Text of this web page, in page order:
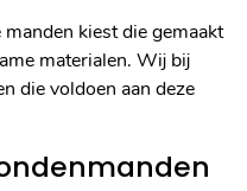
kiest die gemaakt
materialen. Wij bij
die voldoen aan deze